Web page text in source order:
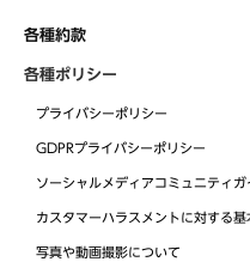
各種約款
各種ポリシー
プライバシーポリシー
GDPRプライバシーポリシー
ソーシャルメディアコミュニティガ
カスタマーハラスメントに対する基
写真や動画撮影について